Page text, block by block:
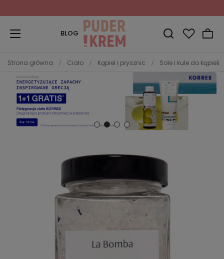
BLOG
Strona główna Ciało Kąpiel i prysznic Sole i kule do kąpieli